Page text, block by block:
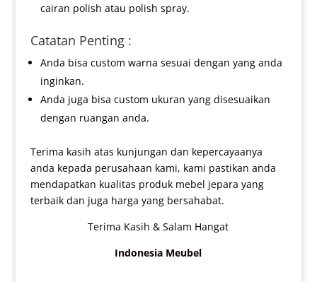
cairan polish atau polish spray.
Catatan Penting :
Anda bisa custom warna sesuai dengan yang anda
inginkan.
Anda juga bisa custom ukuran yang disesuaikan
dengan ruangan anda.
Terima kasih atas kunjungan dan kepercayaanya
anda kepada perusahaan kami, kami pastikan anda
mendapatkan kualitas produk mebel jepara yang
terbaik dan juga harga yang bersahabat.
Terima Kasih & Salam Hangat
Indonesia Meubel